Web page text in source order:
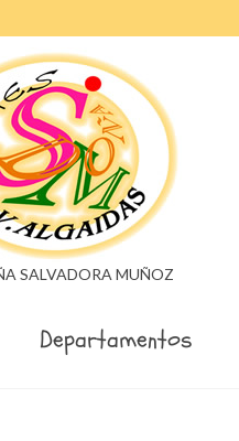
SALVADORA MUÑOZ
Departamentos